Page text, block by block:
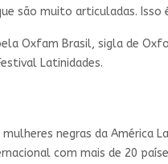
são muito articuladas.
Oxfam Brasil, sigla de
Latinidades.
negras da América
com mais de 20